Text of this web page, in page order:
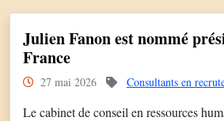
Julien Fanon est nommé
France
27 mai 2026 Consultants en
Le cabinet de conseil en ressources